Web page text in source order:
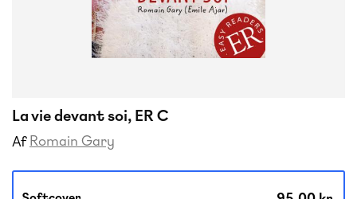
La vie devant soi, ER C
Af Romain Gary